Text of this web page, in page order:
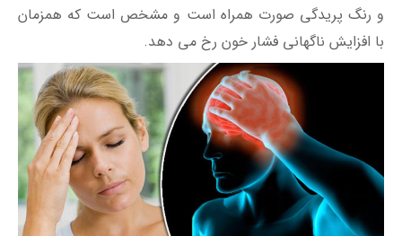
و رنگ پریدگی صورت همراه است و مشخص است که همزمان
با افزایش ناگهانی فشار خون رخ می دهد.